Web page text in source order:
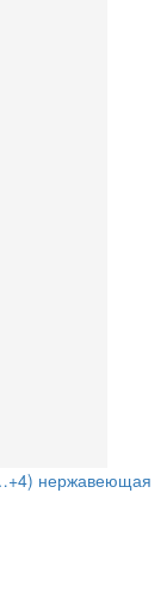
нержавеющая